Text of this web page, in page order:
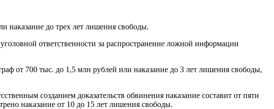
наказание до трех лет лишения свободы.
ответственности за распространение ложной информации
от 700 тыс. до 1,5 млн рублей или наказание до 3 лет лишения свободы,
созданием доказательств обвинения наказание составит от пяти
наказание от 10 до 15 лет лишения свободы.